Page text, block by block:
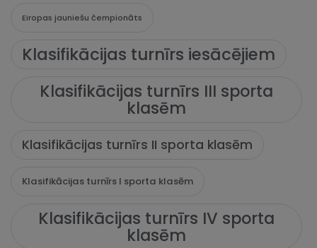
Eiropas jauniešu čempionāts
Klasifikācijas turnīrs iesācējiem
Klasifikācijas turnīrs III sporta
klasēm
Klasifikācijas turnīrs II sporta klasēm
Klasifikācijas turnīrs I sporta klasēm
Klasifikācijas turnīrs IV sporta
klasēm